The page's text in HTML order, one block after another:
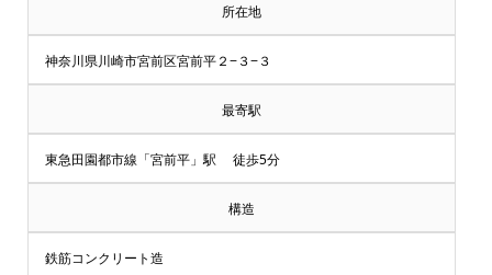
所在地
神奈川県川崎市宮前区宮前平２−３−３
最寄駅
東急田園都市線「宮前平」駅 徒歩5分
構造
鉄筋コンクリート造